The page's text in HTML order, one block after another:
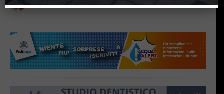
diRedazione 16 Novembre 2012